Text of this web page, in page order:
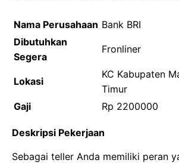
Nama Perusahaan Bank BRI
Dibutuhkan
Segera
Fronliner
Lokasi
KC Kabupaten
Timur
Gaji
Rp 2200000
Deskripsi Pekerjaan
Sebagai teller Anda memiliki peran